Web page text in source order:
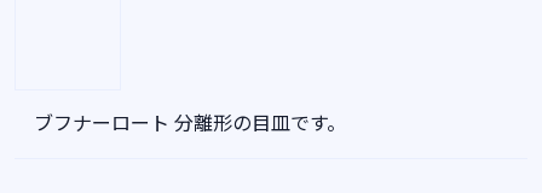
ブフナーロート 分離形の目皿です。